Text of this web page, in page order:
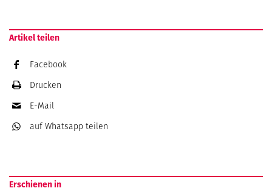
Artikel teilen
Facebook
Drucken
E-Mail
auf Whatsapp teilen
Erschienen in